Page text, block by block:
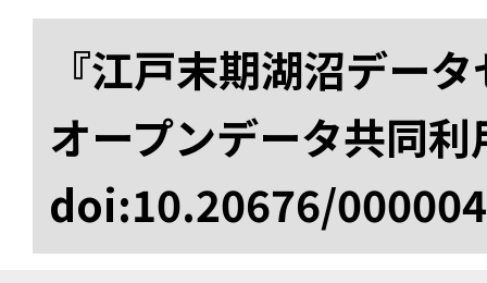
『江戸末期湖沼デー
オープンデータ共同
doi:10.20676/